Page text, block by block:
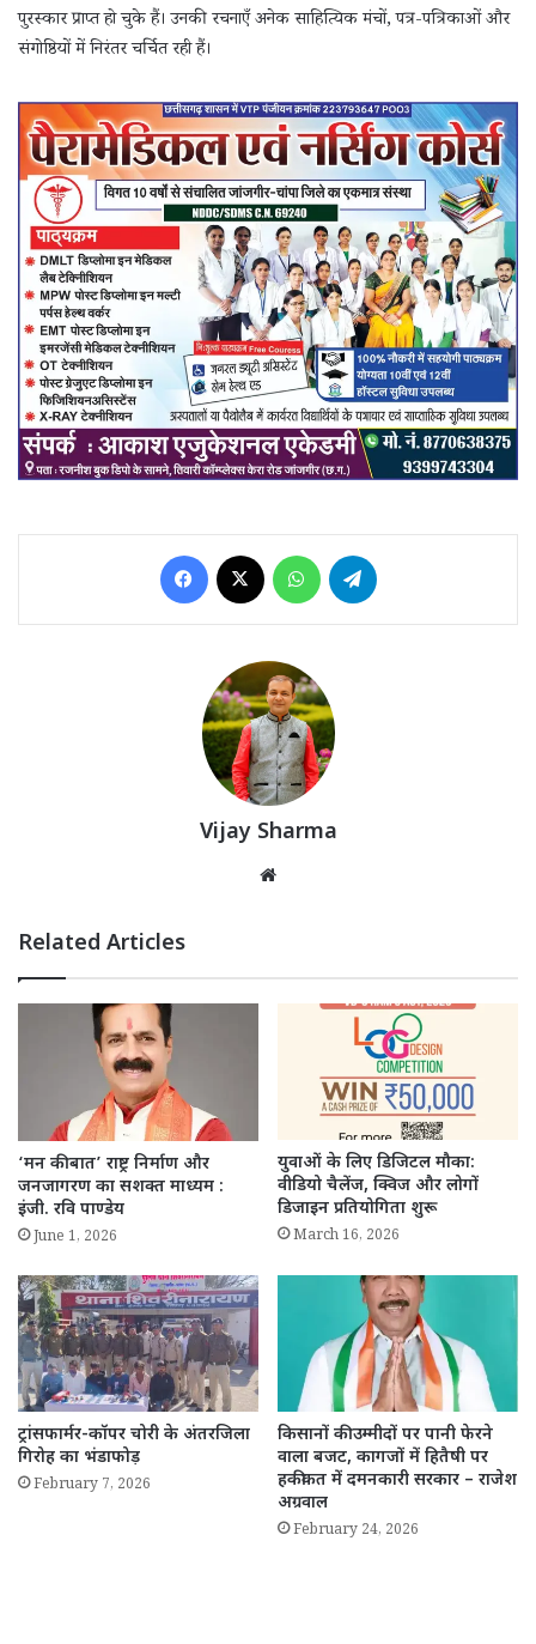
पुरस्कार प्राप्त हो चुके हैं। उनकी रचनाएँ अनेक साहित्यिक मंचों, पत्र-पत्रिकाओं और
संगोष्ठियों में निरंतर चर्चित रही हैं।
Facebook WhatsApp
Vijay Sharma
Related Articles
‘मन की बात’ राष्ट्र निर्माण और
जनजागरण का सशक्त माध्यम :
इंजी. रवि पाण्डेय
June 1, 2026
युवाओं के लिए डिजिटल मौका:
वीडियो चैलेंज, क्विज और लोगों
डिजाइन प्रतियोगिता शुरू
March 16, 2026
ट्रांसफार्मर-कॉपर चोरी के अंतरजिला
गिरोह का भंडाफोड़
February 7, 2026
किसानों की उम्मीदों पर पानी फेरने
वाला बजट, कागजों में हितैषी पर
हकीकत में दमनकारी सरकार – राजेश
अग्रवाल
February 24, 2026